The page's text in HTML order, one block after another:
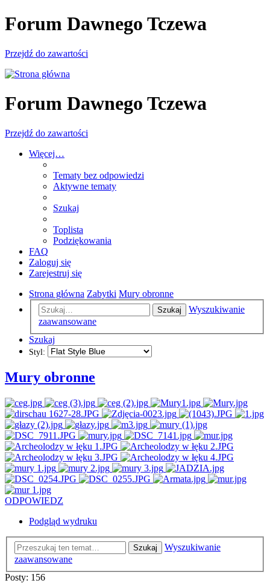
Forum Dawnego Tczewa
Przejdź do zawartości
Forum Dawnego Tczewa
Przejdź do zawartości
Więcej…
Tematy bez odpowiedzi
Aktywne tematy
Szukaj
Toplista
Podziękowania
FAQ
Zaloguj się
Zarejestruj się
Strona główna Zabytki Mury obronne
Szukaj
Wyszukiwanie
zaawansowane
Szukaj
Styl:
Mury obronne
ODPOWIEDZ
Podgląd wydruku
Szukaj
Wyszukiwanie
zaawansowane
Posty: 156